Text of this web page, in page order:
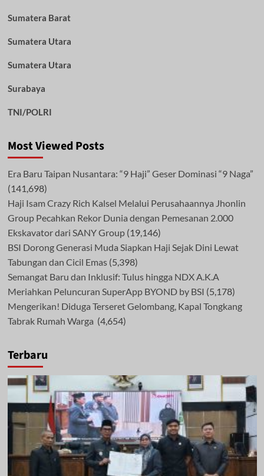
Sumatera Barat
Sumatera Utara
Sumatera Utara
Surabaya
TNI/POLRI
Most Viewed Posts
Era Baru Taipan Nusantara: “9 Haji” Geser Dominasi “9 Naga”
(141,698)
Haji Isam Crazy Rich Kalsel Melalui Perusahaannya Jhonlin
Group Pecahkan Rekor Dunia dengan Pemesanan 2.000
Ekskavator dari SANY Group (19,146)
BSI Dorong Generasi Muda Siapkan Haji Sejak Dini Lewat
Tabungan dan Cicil Emas (5,398)
Semangat Baru dan Inklusif: Tulus hingga NDX A.K.A
Meriahkan Peluncuran SuperApp BYOND by BSI (5,178)
Mengerikan! Diduga Terseret Gelombang, Kapal Tongkang
Tabrak Rumah Warga (4,654)
Terbaru